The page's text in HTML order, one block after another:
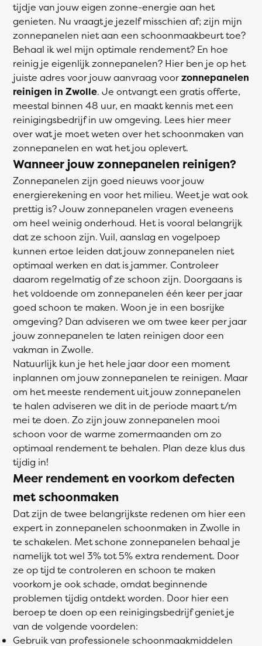
tijdje van jouw eigen zonne-energie aan het
genieten. Nu vraagt je jezelf misschien af; zijn mijn
zonnepanelen niet aan een schoonmaakbeurt toe?
Behaal ik wel mijn optimale rendement? En hoe
reinig je eigenlijk zonnepanelen? Hier ben je op het
juiste adres voor jouw aanvraag voorzonnepanelen
reinigen in Zwolle. Je ontvangt een gratis offerte,
meestal binnen 48 uur, en maakt kennis met een
reinigingsbedrijf in uw omgeving. Lees hier meer
over wat je moet weten over het schoonmaken van
zonnepanelen en wat het jou oplevert.
Wanneer jouw zonnepanelen reinigen?
Zonnepanelen zijn goed nieuws voor jouw
energierekening en voor het milieu. Weet je wat ook
prettig is? Jouw zonnepanelen vragen eveneens
om heel weinig onderhoud. Het is vooral belangrijk
dat ze schoon zijn. Vuil, aanslag en vogelpoep
kunnen ertoe leiden dat jouw zonnepanelen niet
optimaal werken en dat is jammer. Controleer
daarom regelmatig of ze schoon zijn. Doorgaans is
het voldoende om zonnepanelen één keer per jaar
goed schoon te maken. Woon je in een bosrijke
omgeving? Dan adviseren we om twee keer per jaar
jouw zonnepanelen te laten reinigen door een
vakman in Zwolle.
Natuurlijk kun je het hele jaar door een moment
inplannen om jouw zonnepanelen te reinigen. Maar
om het meeste rendement uit jouw zonnepanelen
te halen adviseren we dit in de periode maart t/m
mei te doen. Zo zijn jouw zonnepanelen mooi
schoon voor de warme zomermaanden om zo
optimaal rendement te behalen. Plan deze klus dus
tijdig in!
Meer rendement en voorkom defecten
met schoonmaken
Dat zijn de twee belangrijkste redenen om hier een
expert in zonnepanelen schoonmaken in Zwolle in
te schakelen. Met schone zonnepanelen behaal je
namelijk tot wel 3% tot 5% extra rendement. Door
ze op tijd te controleren en schoon te maken
voorkom je ook schade, omdat beginnende
problemen tijdig ontdekt worden. Door hier een
beroep te doen op een reinigingsbedrijf geniet je
van de volgende voordelen:
Gebruik van professionele schoonmaakmiddelen